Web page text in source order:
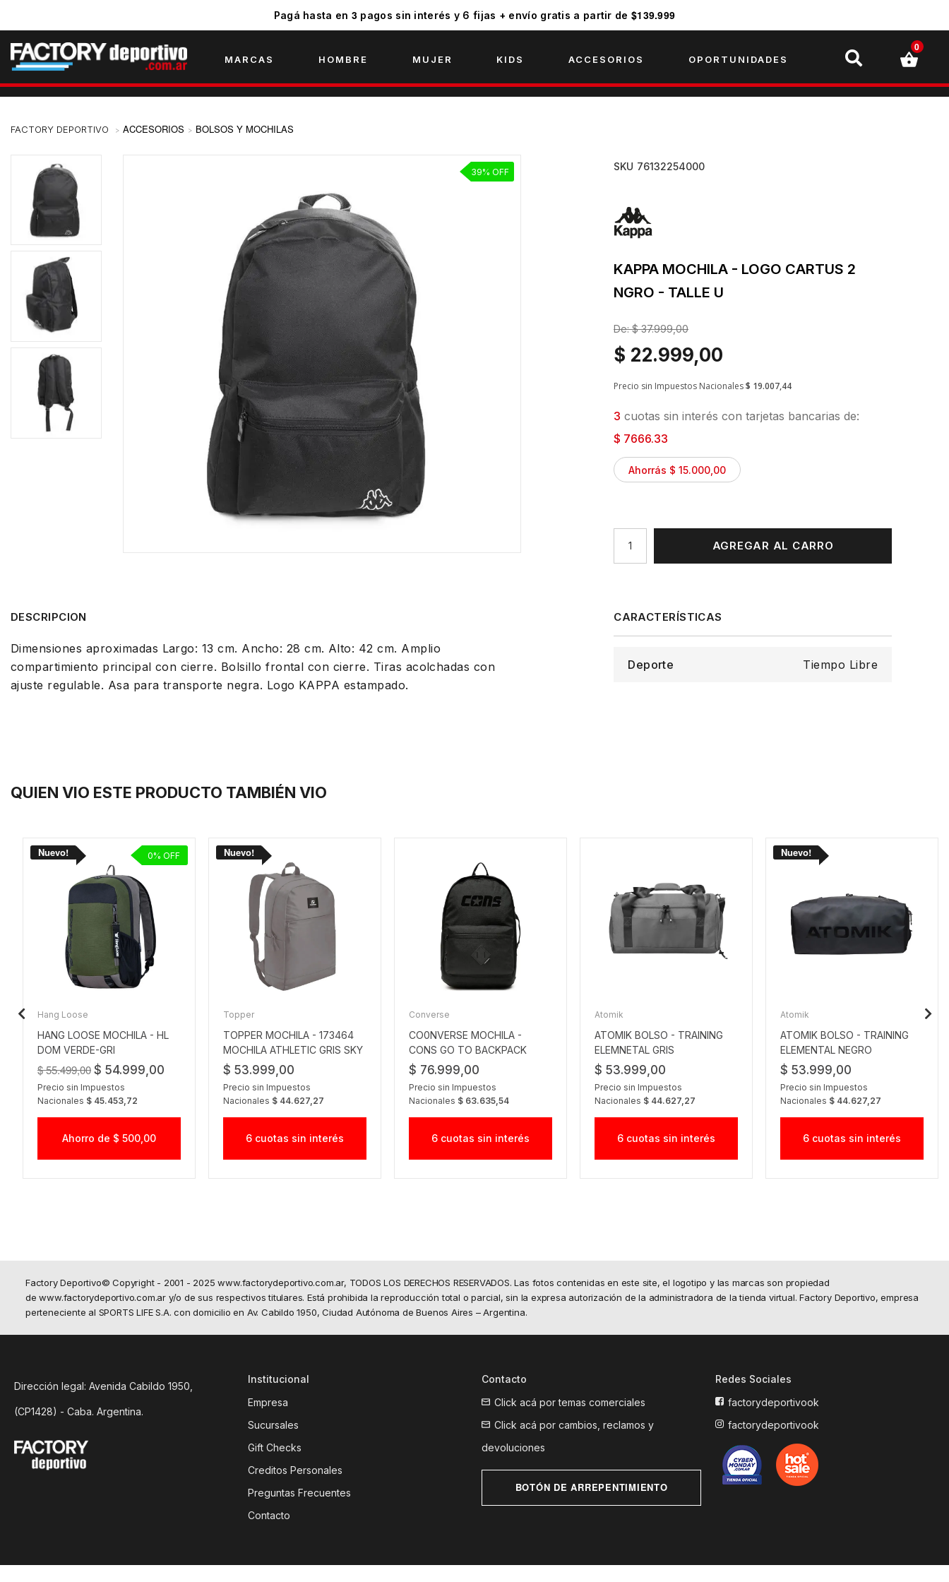
Pagá hasta en 3 pagos sin interés y 6 fijas + envío gratis a partir de $139.999
MARCAS HOMBRE MUJER KIDS ACCESORIOS OPORTUNIDADES
0
ACCESORIOS BOLSOS Y MOCHILAS
39% OFF SKU 76132254000
KAPPA MOCHILA - LOGO CARTUS 2
NGRO - TALLE U
De:$ 37.999,00
$ 22.999,00
Precio sin Impuestos Nacionales$ 19.007,44
3 cuotas sin interés con tarjetas bancarias de:
$ 7666.33
Ahorrás $ 15.000,00
AGREGAR AL CARRO
DESCRIPCION
Dimensiones aproximadas Largo: 13 cm. Ancho: 28 cm. Alto: 42 cm. Amplio
compartimiento principal con cierre. Bolsillo frontal con cierre. Tiras acolchadas con
ajuste regulable. Asa para transporte negra. Logo KAPPA estampado.
Deporte Tiempo Libre
QUIEN VIO ESTE PRODUCTO TAMBIÉN VIO
Hang Loose
HANG LOOSE MOCHILA - HL
DOM VERDE-GRI
$ 55.499,00 $ 54.999,00
Precio sin Impuestos
Nacionales $ 45.453,72
0
Ahorro de $ 500,00
Topper
TOPPER MOCHILA - 173464
MOCHILA ATHLETIC GRIS SKY
$ 53.999,00
Precio sin Impuestos
Nacionales $ 44.627,27
6 cuotas sin interés
Converse
CO0NVERSE MOCHILA -
CONS GO TO BACKPACK
BLACK
$ 76.999,00
Precio sin Impuestos
Nacionales $ 63.635,54
6 cuotas sin interés
Atomik
ATOMIK BOLSO - TRAINING
ELEMNETAL GRIS
$ 53.999,00
Precio sin Impuestos
Nacionales $ 44.627,27
6 cuotas sin interés
Atomik
ATOMIK BOLSO - TRAINING
ELEMENTAL NEGRO
$ 53.999,00
Precio sin Impuestos
Nacionales $ 44.627,27
6 cuotas sin interés
Factory Deportivo© Copyright - 2001 - 2025 www.factorydeportivo.com.ar, TODOS LOS DERECHOS RESERVADOS. Las fotos contenidas en este site, el logotipo y las marcas son propiedad
de www.factorydeportivo.com.ar y/o de sus respectivos titulares. Está prohibida la reproducción total o parcial, sin la expresa autorización de la administradora de la tienda virtual. Factory Deportivo, empresa
perteneciente al SPORTS LIFE S.A. con domicilio en Av. Cabildo 1950, Ciudad Autónoma de Buenos Aires – Argentina.
Dirección legal: Avenida Cabildo 1950,
(CP1428) - Caba. Argentina.
Institucional
Empresa
Sucursales
Gift Checks
Creditos Personales
Preguntas Frecuentes
Contacto
Contacto
Click acá por temas comerciales
Click acá por cambios, reclamos y
devoluciones
BOTÓN DE ARREPENTIMIENTO
Redes Sociales
factorydeportivook
factorydeportivook